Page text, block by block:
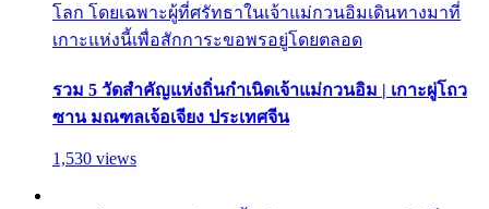
โลก โดยเฉพาะผู้ที่ศรัทธาในเจ้าแม่กวนอิมเดินทางมาที่
เกาะแห่งนี้เพื่อสักการะขอพรอยู่โดยตลอด
รวม 5 วัดสำคัญแห่งถิ่นกำเนิดเจ้าแม่กวนอิม | เกาะผู่โถว
ซาน มณฑลเจ้อเจียง ประเทศจีน
1,530 views